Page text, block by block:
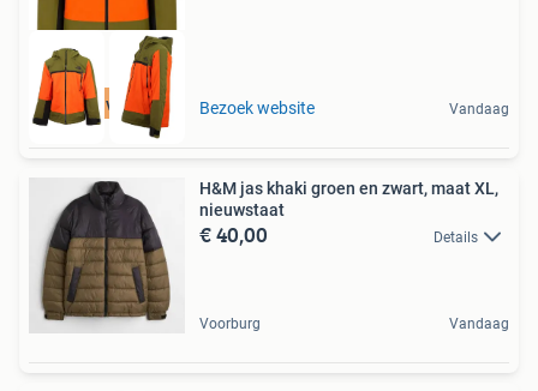
Tot 75% voordeel Bezoek website Vandaag
H&M jas khaki groen en zwart, maat XL,
nieuwstaat
€ 40,00 Details
Voorburg Vandaag